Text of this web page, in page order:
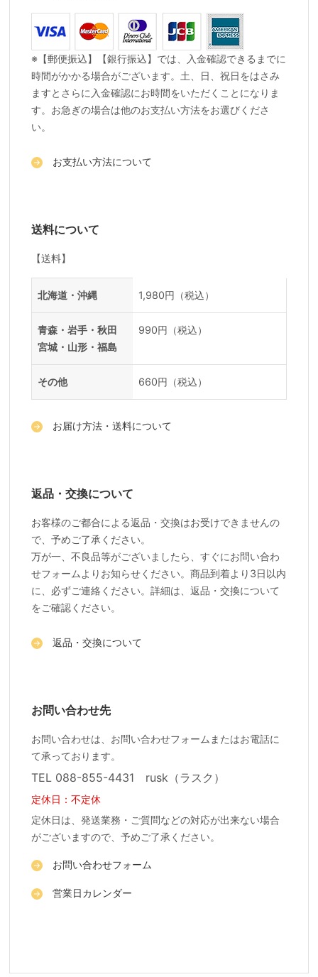
※【郵便振込】【銀行振込】では、入金確認できるまでに
時間がかかる場合がございます。土、日、祝日をはさみ
ますとさらに入金確認にお時間をいただくことになりま
す。お急ぎの場合は他のお支払い方法をお選びくださ
い。
お支払い方法について
送料について
【送料】
地域 料金
北海道・沖縄 1,980円（税込）
青森・岩手・秋田
宮城・山形・福島
990円（税込）
その他 660円（税込）
お届け方法・送料について
返品・交換について
お客様のご都合による返品・交換はお受けできませんの
で、予めご了承ください。
万が一、不良品等がございましたら、すぐにお問い合わ
せフォームよりお知らせください。商品到着より3日以内
に、必ずご連絡ください。詳細は、返品・交換について
をご確認ください。
返品・交換について
お問い合わせ先
お問い合わせは、お問い合わせフォームまたはお電話に
て承っております。
TEL 088-855-4431 rusk（ラスク）
定休日：不定休
定休日は、発送業務・ご質問などの対応が出来ない場合
がございますので、予めご了承ください。
お問い合わせフォーム
営業日カレンダー